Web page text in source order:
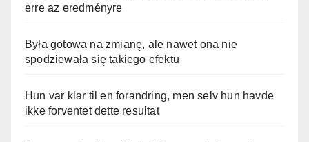
erre az eredményre
Była gotowa na zmianę, ale nawet ona nie
spodziewała się takiego efektu
Hun var klar til en forandring, men selv hun havde
ikke forventet dette resultat